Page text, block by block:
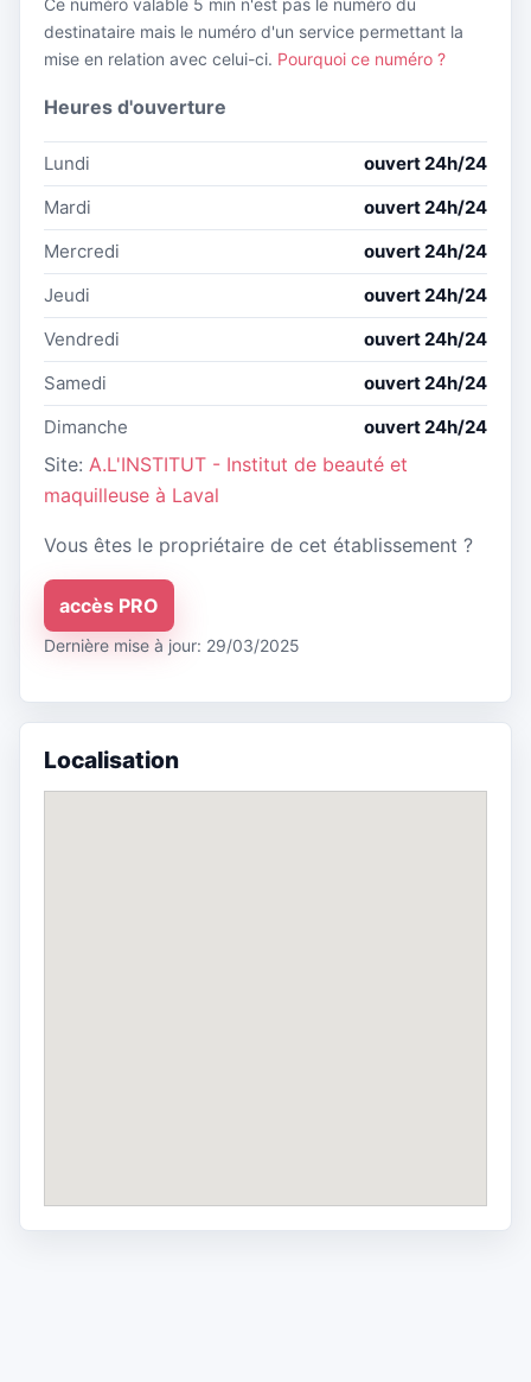
Ce numéro valable 5 min n'est pas le numéro du
destinataire mais le numéro d'un service permettant la
mise en relation avec celui-ci. Pourquoi ce numéro ?
Heures d'ouverture
Lundi
ouvert 24h/24
Mardi
ouvert 24h/24
Mercredi
ouvert 24h/24
Jeudi
ouvert 24h/24
Vendredi
ouvert 24h/24
Samedi
ouvert 24h/24
Dimanche
ouvert 24h/24
Site: A.L'INSTITUT - Institut de beauté et
maquilleuse à Laval
Vous êtes le propriétaire de cet établissement ?
accès PRO
Dernière mise à jour: 29/03/2025
Localisation